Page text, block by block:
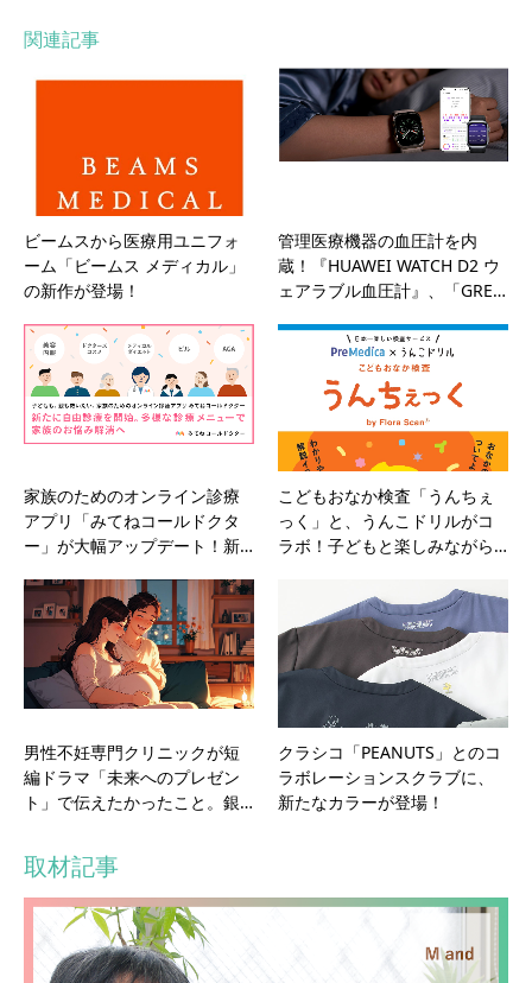
関連記事
ビームスから医療用ユニフォ
ーム「ビームス メディカル」
の新作が登場！
管理医療機器の血圧計を内
蔵！『HUAWEI WATCH D2 ウ
ェアラブル血圧計』、「GRE…
家族のためのオンライン診療
アプリ「みてねコールドクタ
ー」が大幅アップデート！新…
こどもおなか検査「うんちぇ
っく」と、うんこドリルがコ
ラボ！子どもと楽しみながら…
男性不妊専門クリニックが短
編ドラマ「未来へのプレゼン
ト」で伝えたかったこと。銀…
クラシコ「PEANUTS」とのコ
ラボレーションスクラブに、
新たなカラーが登場！
取材記事